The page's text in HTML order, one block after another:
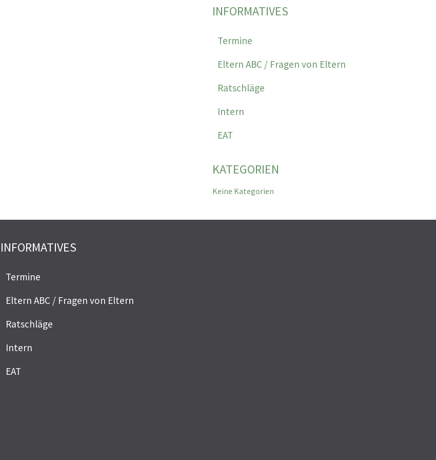
INFORMATIVES
Termine
Eltern ABC / Fragen von Eltern
Ratschläge
Intern
EAT
KATEGORIEN
Keine Kategorien
INFORMATIVES
Termine
Eltern ABC / Fragen von Eltern
Ratschläge
Intern
EAT